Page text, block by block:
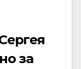
за